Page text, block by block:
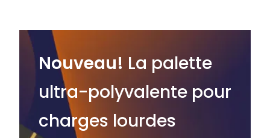
Nouveau! La palette
ultra-polyvalente pour
charges lourdes